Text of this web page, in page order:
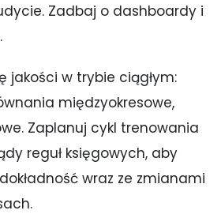
Zadbaj o dashboardy i
jakości w trybie ciągłym:
międzyokresowe,
Zaplanuj cykl trenowania
reguł księgowych, aby
wraz ze zmianami